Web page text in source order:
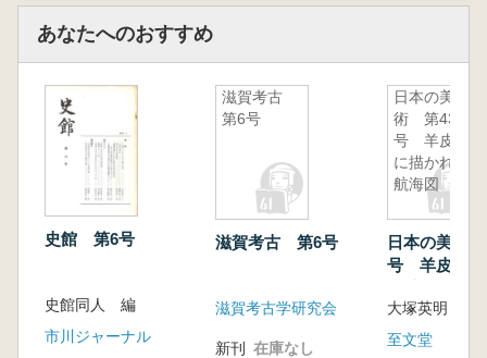
あなたへのおすすめ
史館 第6号
史館同人 編
市川ジャーナル
滋賀考古
第6号
滋賀考古 第6号
滋賀考古学研究会
新刊 在庫なし
日本の美
術 第438
号 羊皮紙
に描かれた
航海図
日本の美術
号 羊皮紙に
大塚英明 著
至文堂